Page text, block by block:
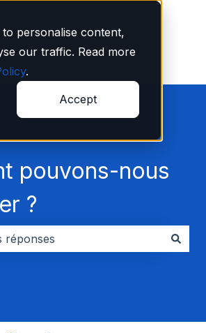
personalise content,
our traffic. Read more
.
Accept
pouvons-nous
?